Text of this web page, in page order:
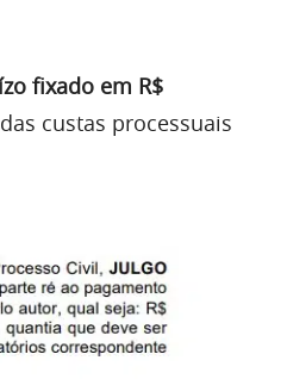
fixado em R$
custas processuais